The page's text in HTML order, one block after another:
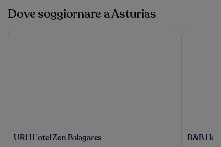
Dove soggiornare a Asturias
URH
URH Hotel Zen Balagares
B&B
B&B